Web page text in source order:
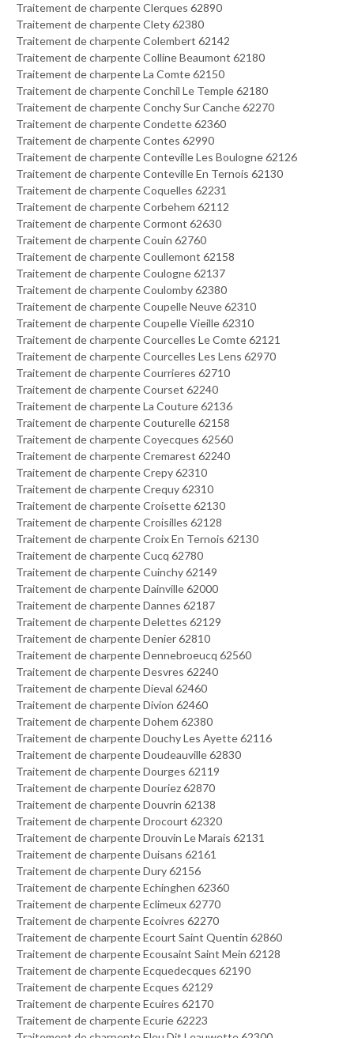
Traitement de charpente Clerques 62890
Traitement de charpente Clety 62380
Traitement de charpente Colembert 62142
Traitement de charpente Colline Beaumont 62180
Traitement de charpente La Comte 62150
Traitement de charpente Conchil Le Temple 62180
Traitement de charpente Conchy Sur Canche 62270
Traitement de charpente Condette 62360
Traitement de charpente Contes 62990
Traitement de charpente Conteville Les Boulogne 62126
Traitement de charpente Conteville En Ternois 62130
Traitement de charpente Coquelles 62231
Traitement de charpente Corbehem 62112
Traitement de charpente Cormont 62630
Traitement de charpente Couin 62760
Traitement de charpente Coullemont 62158
Traitement de charpente Coulogne 62137
Traitement de charpente Coulomby 62380
Traitement de charpente Coupelle Neuve 62310
Traitement de charpente Coupelle Vieille 62310
Traitement de charpente Courcelles Le Comte 62121
Traitement de charpente Courcelles Les Lens 62970
Traitement de charpente Courrieres 62710
Traitement de charpente Courset 62240
Traitement de charpente La Couture 62136
Traitement de charpente Couturelle 62158
Traitement de charpente Coyecques 62560
Traitement de charpente Cremarest 62240
Traitement de charpente Crepy 62310
Traitement de charpente Crequy 62310
Traitement de charpente Croisette 62130
Traitement de charpente Croisilles 62128
Traitement de charpente Croix En Ternois 62130
Traitement de charpente Cucq 62780
Traitement de charpente Cuinchy 62149
Traitement de charpente Dainville 62000
Traitement de charpente Dannes 62187
Traitement de charpente Delettes 62129
Traitement de charpente Denier 62810
Traitement de charpente Dennebroeucq 62560
Traitement de charpente Desvres 62240
Traitement de charpente Dieval 62460
Traitement de charpente Divion 62460
Traitement de charpente Dohem 62380
Traitement de charpente Douchy Les Ayette 62116
Traitement de charpente Doudeauville 62830
Traitement de charpente Dourges 62119
Traitement de charpente Douriez 62870
Traitement de charpente Douvrin 62138
Traitement de charpente Drocourt 62320
Traitement de charpente Drouvin Le Marais 62131
Traitement de charpente Duisans 62161
Traitement de charpente Dury 62156
Traitement de charpente Echinghen 62360
Traitement de charpente Eclimeux 62770
Traitement de charpente Ecoivres 62270
Traitement de charpente Ecourt Saint Quentin 62860
Traitement de charpente Ecousaint Saint Mein 62128
Traitement de charpente Ecquedecques 62190
Traitement de charpente Ecques 62129
Traitement de charpente Ecuires 62170
Traitement de charpente Ecurie 62223